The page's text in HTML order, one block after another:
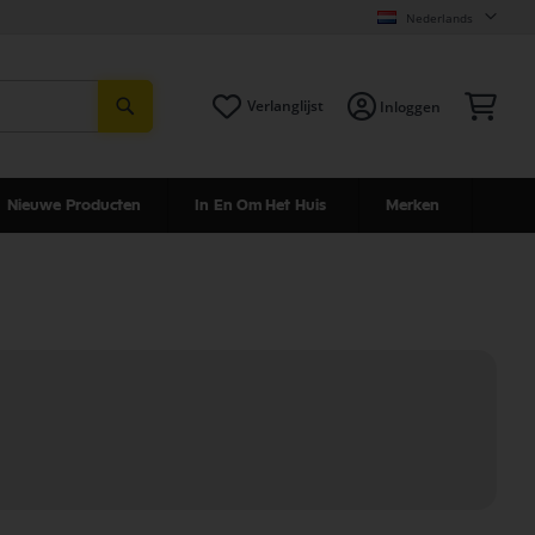
Nederlands
Verlanglijst Inloggen
Nieuwe Producten In En Om Het Huis Merken